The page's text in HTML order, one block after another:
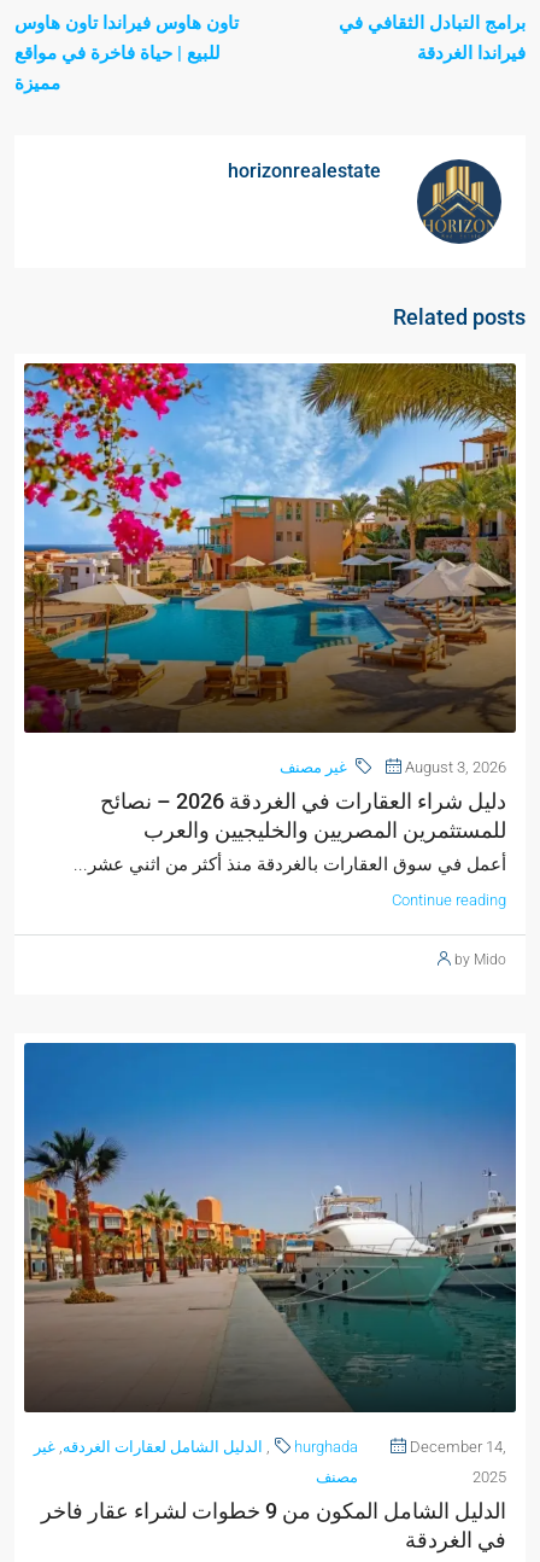
برامج التبادل الثقافي في
فيراندا الغردقة
تاون هاوس فيراندا تاون هاوس
للبيع | حياة فاخرة في مواقع
مميزة
horizonrealestate
Related posts
August 3, 2026 غير مصنف
دليل شراء العقارات في الغردقة 2026 – نصائح
للمستثمرين المصريين والخليجيين والعرب
أعمل في سوق العقارات بالغردقة منذ أكثر من اثني عشر...
Continue reading
by Mido
December 14,
2025
hurghada
, الدليل الشامل لعقارات الغردقه, غير
مصنف
الدليل الشامل المكون من 9 خطوات لشراء عقار فاخر
في الغردقة